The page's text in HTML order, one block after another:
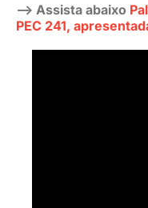
–> Assista abaixo
PEC 241,